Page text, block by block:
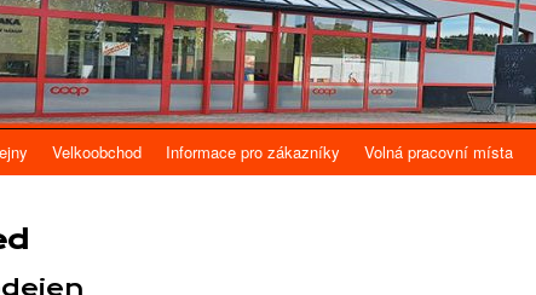
Velkoobchod Informace pro zákazníky Volná pracovní místa